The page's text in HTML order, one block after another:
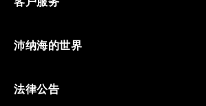
沛纳海的世界
法律公告